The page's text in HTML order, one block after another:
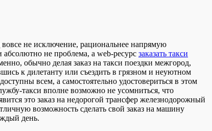
вовсе не исключение, рациональнее напрямую
не проблема, а web-ресурс заказать такси
обычно делая заказ на такси поездки межгород,
к дилетанту или съездить в грязном и неуютном
всем, а самостоятельно удостовериться в этом
такси вполне возможно не усомниться, что
это заказ на недорогой трансфер железнодорожный
возможность сделать свой заказ на машину
день.